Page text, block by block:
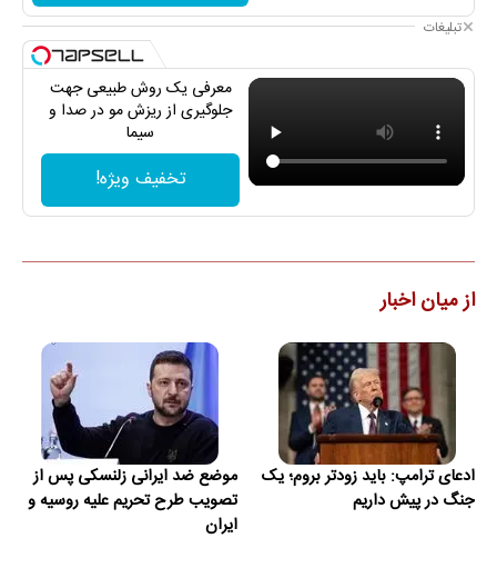
تبلیغات
معرفی یک روش طبیعی جهت
جلوگیری از ریزش مو در صدا و
سیما
تخفیف ویژه!
از میان اخبار
ادعای ترامپ: باید زودتر بروم؛ یک
جنگ در پیش داریم
موضع ضد ایرانی زلنسکی پس از
تصویب طرح تحریم علیه روسیه و
ایران